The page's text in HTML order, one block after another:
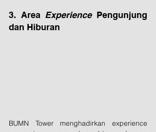
3. Area Experience Pengunjung
dan Hiburan
BUMN Tower menghadirkan experience